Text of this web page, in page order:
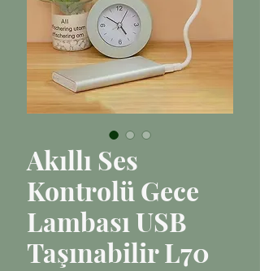
Akıllı Ses
Kontrolü Gece
Lambası USB
Taşınabilir L70